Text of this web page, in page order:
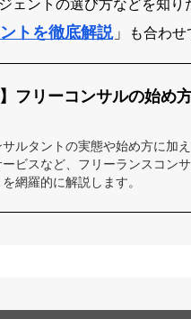
ントの選び方などを知り
トを徹底解説」 も合わせ
】フリーコンサルの始め
ルタントの実態や始め方に加
ビスなど、フリーランスコン
網羅的に解説します。